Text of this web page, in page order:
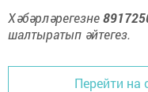
Хәбәрләрегезне
шалтыратып әйтегез.
Перейти на